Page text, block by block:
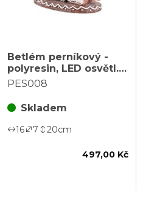
Betlém perníkový -
polyresin, LED osvětl.,
hnědý s bílým
PES008
Skladem
16 7 20cm
497,00 Kč